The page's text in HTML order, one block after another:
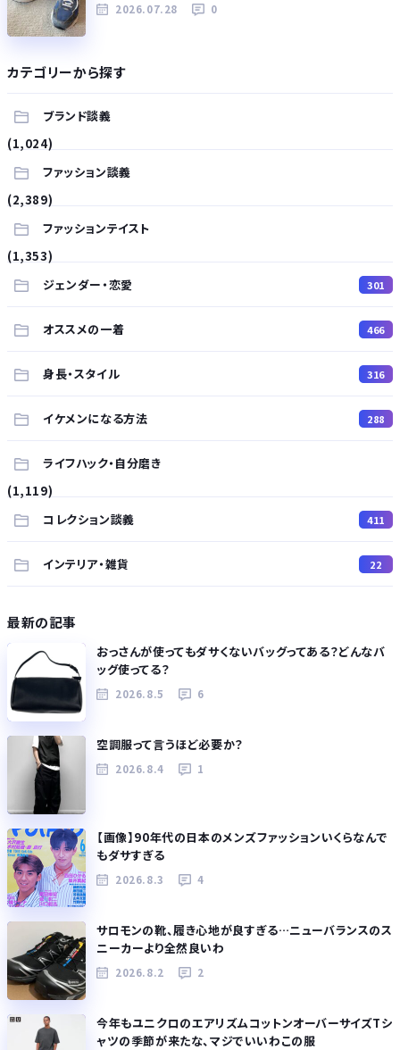
2026.07.28 0
カテゴリーから探す
ブランド談義
(1,024)
ファッション談義
(2,389)
ファッションテイスト
(1,353)
ジェンダー・恋愛
301
オススメの一着 466
身長・スタイル 316
イケメンになる方法 288
ライフハック・自分磨き
(1,119)
コレクション談義
411
インテリア・雑貨 22
最新の記事
おっさんが使ってもダサくないバッグってある？どんなバ
ッグ使ってる？
2026.8.5 6
空調服って言うほど必要か？
2026.8.4 1
【画像】90年代の日本のメンズファッションいくらなんで
もダサすぎる
2026.8.3 4
サロモンの靴、履き心地が良すぎる…ニューバランスのス
ニーカーより全然良いわ
2026.8.2 2
今年もユニクロのエアリズムコットンオーバーサイズTシ
ャツの季節が来たな、マジでいいわこの服